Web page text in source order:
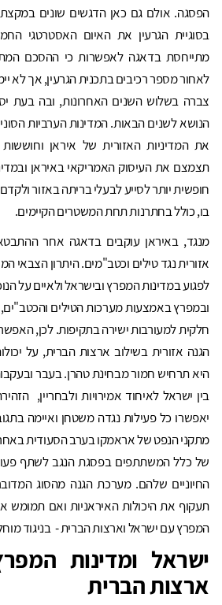
הפסגה. אולם גם כאן הדגשים שונים
בסוגיית הגרעין את האיום האסטרטגי
מתייחסת בדאגה לאפשרות כי ההסכם
לאחור מספר רכיבים בתכנית הגרעין, אך לא
צברה בשלוש השנים האחרונות, ובה בעת
הנושא לשנים הבאות. המדינות הערביות
את המדיניות האזורית של איראן
תצמצם את העיסוק האמריקאי באיראן
חופשית יותר לסייע לבעלי בריתה באזור
בו, כולל בחתרנות תחת המשטרים הקיימים.
מנגד, באיראן עוקבים בדאגה אחר
אזורית נגד טילים וכטב"מים. היתרון הצבאי
לפגוע במדינות המפרץ ובישראל ולאיים על
ובמפרץ באמצעות מערכות הטילים
חלקית למעורבות ישירה בתקיפות. לכן,
הגנה אזורית בשילוב ארצות הברית, על
היא תרחיש חמור מבחינת טהרן. בעבר
בין ישראל לאיחוד אמירויות ולבחריין,
יאפשרו כל פעילות נגדה משטחן ואיימה
מתקני הנפט של אראמקו בערב הסעודית
של כלל המשתתפים בפסגת הנגב לשתף
החיוניים שלהם. מערכת הגנה מהסוג
תעקוף את היכולות האיראניות ואם תמומש
המפרץ עם ישראל וארצות הברית - בניגוד
ישראל ומדינות
ארצות הברית